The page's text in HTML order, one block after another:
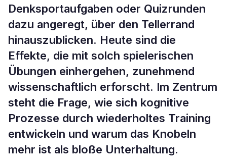
Denksportaufgaben oder Quizrunden
dazu angeregt, über den Tellerrand
hinauszublicken. Heute sind die
Effekte, die mit solch spielerischen
Übungen einhergehen, zunehmend
wissenschaftlich erforscht. Im Zentrum
steht die Frage, wie sich kognitive
Prozesse durch wiederholtes Training
entwickeln und warum das Knobeln
mehr ist als bloße Unterhaltung.